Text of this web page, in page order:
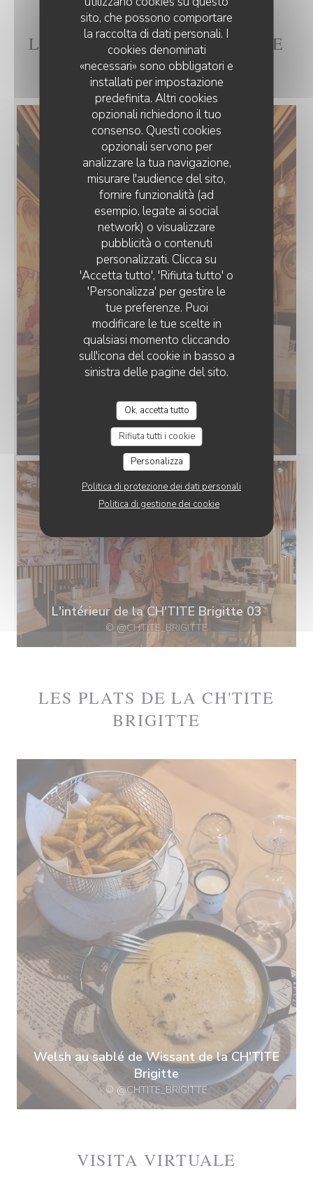
sito, che possono comportare
la raccolta di dati personali. I
cookies denominati
«necessari» sono obbligatori e
installati per impostazione
predefinita. Altri cookies
opzionali richiedono il tuo
consenso. Questi cookies
opzionali servono per
analizzare la tua navigazione,
misurare l'audience del sito,
fornire funzionalità (ad
esempio, legate ai social
network) o visualizzare
pubblicità o contenuti
personalizzati. Clicca su
'Accetta tutto', 'Rifiuta tutto' o
'Personalizza' per gestire le
tue preferenze. Puoi
modificare le tue scelte in
qualsiasi momento cliccando
sull'icona del cookie in basso a
sinistra delle pagine del sito.
Ok, accetta tutto
Rifiuta tutti i cookie
Personalizza
Politica di protezione dei dati personali
Politica di gestione dei cookie
L'INTÉRIEUR DE LA CH'TITE
BRIGITTE
L'intérieur de la CH'TITE Brigitte 01
© @CHTITE_BRIGITTE
L'intérieur de la CH'TITE Brigitte 03
© @CHTITE_BRIGITTE
LES PLATS DE LA CH'TITE
BRIGITTE
Welsh au sablé de Wissant de la CH'TITE
Brigitte
© @CHTITE_BRIGITTE
VISITA VIRTUALE